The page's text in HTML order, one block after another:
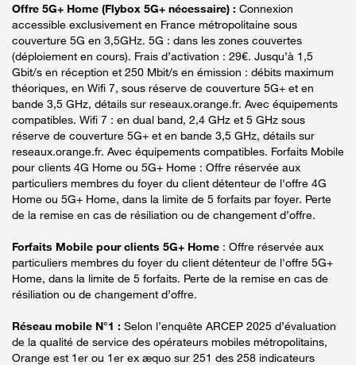
Offre 5G+ Home (Flybox 5G+ nécessaire) : Connexion
accessible exclusivement en France métropolitaine sous
couverture 5G en 3,5GHz. 5G : dans les zones couvertes
(déploiement en cours). Frais d’activation : 29€. Jusqu’à 1,5
Gbit/s en réception et 250 Mbit/s en émission : débits maximum
théoriques, en Wifi 7, sous réserve de couverture 5G+ et en
bande 3,5 GHz, détails sur reseaux.orange.fr. Avec équipements
compatibles. Wifi 7 : en dual band, 2,4 GHz et 5 GHz sous
réserve de couverture 5G+ et en bande 3,5 GHz, détails sur
reseaux.orange.fr. Avec équipements compatibles. Forfaits Mobile
pour clients 4G Home ou 5G+ Home : Offre réservée aux
particuliers membres du foyer du client détenteur de l'offre 4G
Home ou 5G+ Home, dans la limite de 5 forfaits par foyer. Perte
de la remise en cas de résiliation ou de changement d’offre.
Forfaits Mobile pour clients 5G+ Home : Offre réservée aux
particuliers membres du foyer du client détenteur de l'offre 5G+
Home, dans la limite de 5 forfaits. Perte de la remise en cas de
résiliation ou de changement d’offre.
Réseau mobile N°1 : Selon l’enquête ARCEP 2025 d’évaluation
de la qualité de service des opérateurs mobiles métropolitains,
Orange est 1er ou 1er ex æquo sur 251 des 258 indicateurs